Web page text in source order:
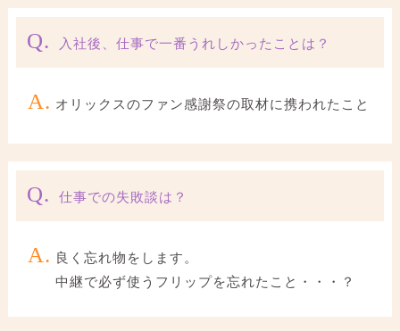
Q. 入社後、仕事で一番うれしかったことは？
A. オリックスのファン感謝祭の取材に携われたこと
Q. 仕事での失敗談は？
A. 良く忘れ物をします。
中継で必ず使うフリップを忘れたこと・・・？